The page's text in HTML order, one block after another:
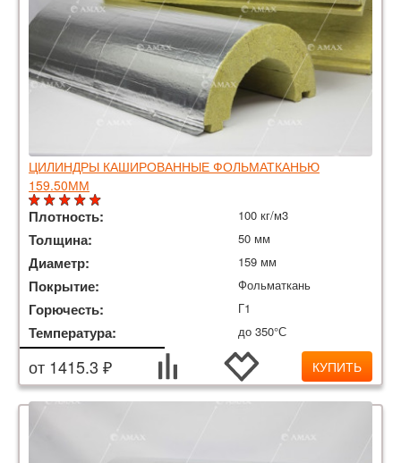
ЦИЛИНДРЫ КАШИРОВАННЫЕ ФОЛЬМАТКАНЬЮ
159.50ММ
Плотность: 100 кг/м3
Толщина: 50 мм
Диаметр: 159 мм
Покрытие: Фольматкань
Горючесть: Г1
Температура: до 350°С
от 1415.3 ₽ КУПИТЬ